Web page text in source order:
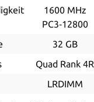
1600 MHz
PC3‑12800
32 GB
Quad Rank 4R
LRDIMM